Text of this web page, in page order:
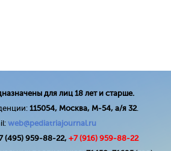
для лиц 18 лет и старше.
115054, Москва, М-54, а/я 32.
web@pediatriajournal.ru
(495) 959-88-22, +7 (916) 959-88-22